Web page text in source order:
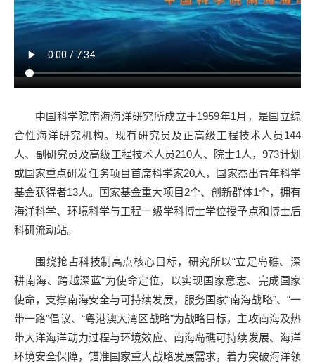
中国科学院南海海洋研究所成立于1959年1月，是国立综
合性海洋研究机构。现有研究员及正高级工程技术人员144
人、副研究员及高级工程技术人员210人、院士1人，973计划
或国家重点研发任务项目首席科学家20人，国家杰出青年科学
基金获得者13人。国家基金重大项目 2个、创新群体1个，拥有
海洋科学、环境科学与工程一级学科博士学位授予点和博士后
科研流动站。
围绕抢占科技制高点核心目标，研究所以“立足岛礁、深
耕南海、跨越深蓝”为使命定位，以实现国家意志、完成国家
使命，支撑南海安全与可持续发展，服务国家“南海战略”、“一
带一路”倡议、“粤港澳大湾区战略”为战略目标，主攻南海及热
带大洋海洋动力过程与环境效应、南海岛礁可持续发展、海洋
环境安全保障，锚准国家重大战略发展需求，着力突破海洋领